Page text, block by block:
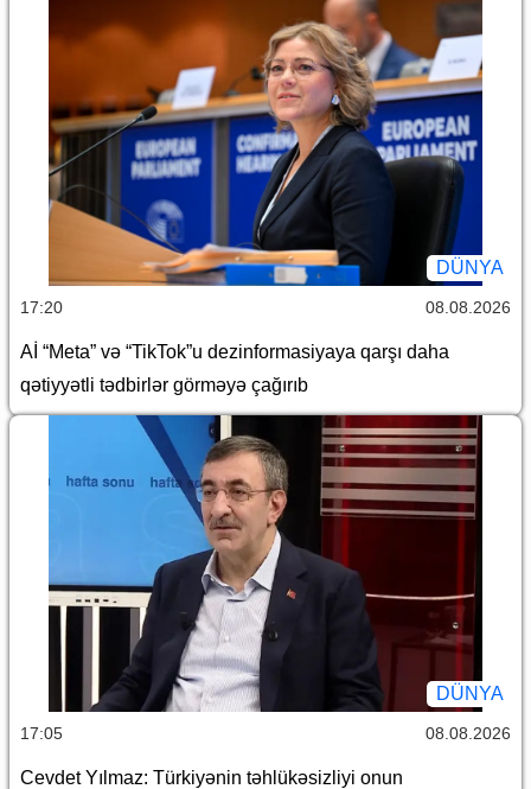
DÜNYA
17:20 08.08.2026
Aİ “Meta” və “TikTok”u dezinformasiyaya qarşı daha
qətiyyətli tədbirlər görməyə çağırıb
DÜNYA
17:05 08.08.2026
Cevdet Yılmaz: Türkiyənin təhlükəsizliyi onun